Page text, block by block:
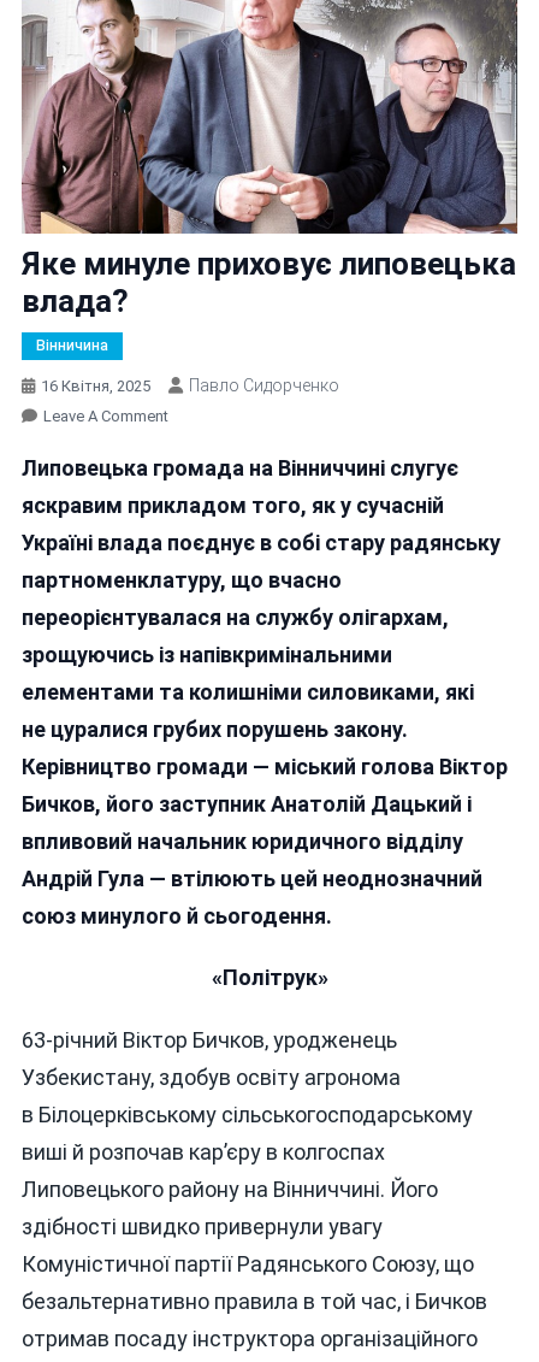
Яке минуле приховує липовецька
влада?
Вінничина
16 Квітня, 2025 Павло Сидорченко
Leave A CommentOn
Минуле
Приховує
Влада?
Липовецька громада на Вінниччині слугує
яскравим прикладом того, як у сучасній
Україні влада поєднує в собі стару радянську
партноменклатуру, що вчасно
переорієнтувалася на службу олігархам,
зрощуючись із напівкримінальними
елементами та колишніми силовиками, які
не цуралися грубих порушень закону.
Керівництво громади — міський голова Віктор
Бичков, його заступник Анатолій Дацький і
впливовий начальник юридичного відділу
Андрій Гула — втілюють цей неоднозначний
союз минулого й сьогодення.
«Політрук»
63‑річний Віктор Бичков, уродженець
Узбекистану, здобув освіту агронома
в Білоцерківському сільськогосподарському
виші й розпочав кар’єру в колгоспах
Липовецького району на Вінниччині. Його
здібності швидко привернули увагу
Комуністичної партії Радянського Союзу, що
безальтернативно правила в той час, і Бичков
отримав посаду інструктора організаційного